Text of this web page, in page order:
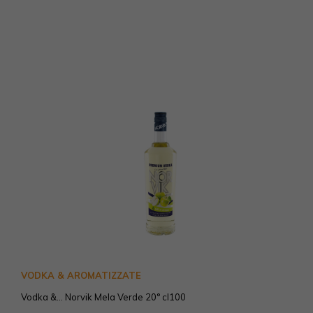
VODKA & AROMATIZZATE
Vodka &... Norvik Mela Verde 20° cl100